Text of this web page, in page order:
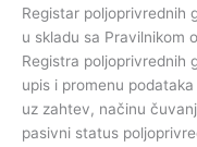
Registar poljoprivrednih
u skladu sa Pravilnikom
Registra poljoprivrednih
upis i promenu
uz zahtev, načinu
pasivni status